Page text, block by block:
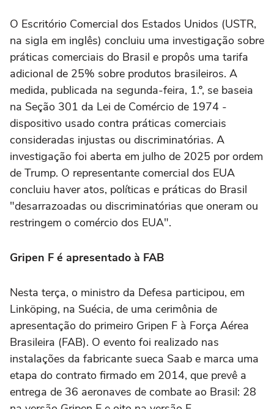
O Escritório Comercial dos Estados Unidos (USTR,
na sigla em inglês) concluiu uma investigação sobre
práticas comerciais do Brasil e propôs uma tarifa
adicional de 25% sobre produtos brasileiros. A
medida, publicada na segunda-feira, 1.º, se baseia
na Seção 301 da Lei de Comércio de 1974 -
dispositivo usado contra práticas comerciais
consideradas injustas ou discriminatórias. A
investigação foi aberta em julho de 2025 por ordem
de Trump. O representante comercial dos EUA
concluiu haver atos, políticas e práticas do Brasil
"desarrazoadas ou discriminatórias que oneram ou
restringem o comércio dos EUA".
Gripen F é apresentado à FAB
Nesta terça, o ministro da Defesa participou, em
Linköping, na Suécia, de uma cerimônia de
apresentação do primeiro Gripen F à Força Aérea
Brasileira (FAB). O evento foi realizado nas
instalações da fabricante sueca Saab e marca uma
etapa do contrato firmado em 2014, que prevê a
entrega de 36 aeronaves de combate ao Brasil: 28